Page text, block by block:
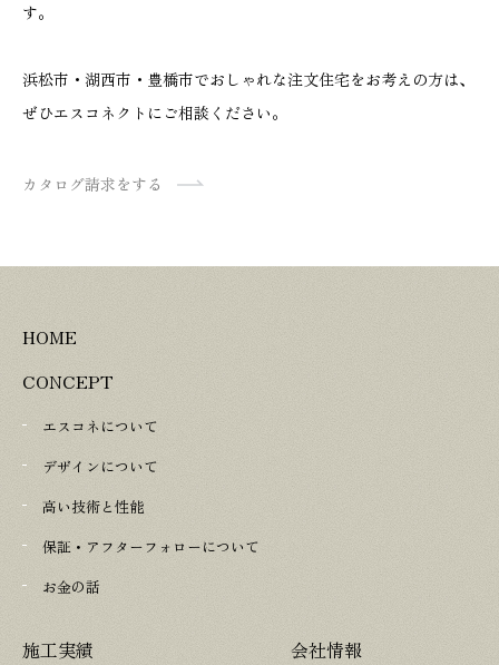
す。
浜松市・湖西市・豊橋市でおしゃれな注文住宅をお考えの方は、
ぜひエスコネクトにご相談ください。
カタログ請求をする
HOME
CONCEPT
エスコネについて
デザインについて
高い技術と性能
保証・アフターフォローについて
お金の話
施工実績
会社情報